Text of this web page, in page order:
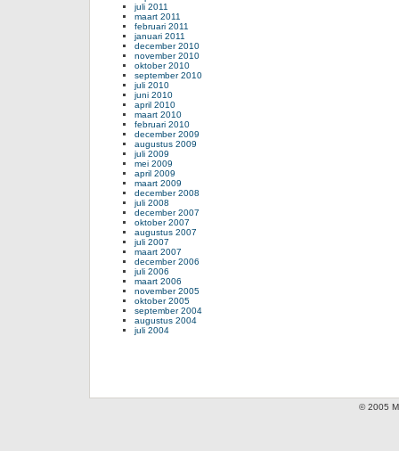
juli 2011
maart 2011
februari 2011
januari 2011
december 2010
november 2010
oktober 2010
september 2010
juli 2010
juni 2010
april 2010
maart 2010
februari 2010
december 2009
augustus 2009
juli 2009
mei 2009
april 2009
maart 2009
december 2008
juli 2008
december 2007
oktober 2007
augustus 2007
juli 2007
maart 2007
december 2006
juli 2006
maart 2006
november 2005
oktober 2005
september 2004
augustus 2004
juli 2004
© 2005